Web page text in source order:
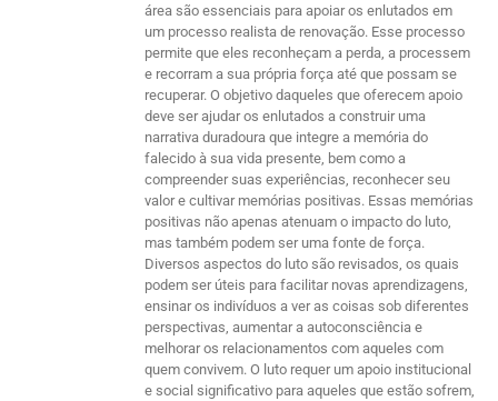
área são essenciais para apoiar os enlutados em
um processo realista de renovação. Esse processo
permite que eles reconheçam a perda, a processem
e recorram a sua própria força até que possam se
recuperar. O objetivo daqueles que oferecem apoio
deve ser ajudar os enlutados a construir uma
narrativa duradoura que integre a memória do
falecido à sua vida presente, bem como a
compreender suas experiências, reconhecer seu
valor e cultivar memórias positivas. Essas memórias
positivas não apenas atenuam o impacto do luto,
mas também podem ser uma fonte de força.
Diversos aspectos do luto são revisados, os quais
podem ser úteis para facilitar novas aprendizagens,
ensinar os indivíduos a ver as coisas sob diferentes
perspectivas, aumentar a autoconsciência e
melhorar os relacionamentos com aqueles com
quem convivem. O luto requer um apoio institucional
e social significativo para aqueles que estão sofrem,